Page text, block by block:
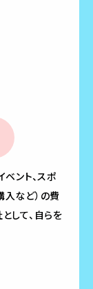
ベント、スポ
入など）の費
して、自らを